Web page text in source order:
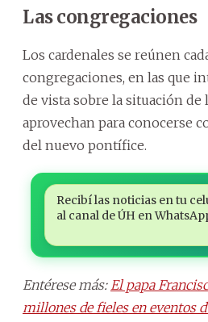
Las congregaciones
Los cardenales se reúnen
congregaciones, en las que
de vista sobre la situación de
aprovechan para conocerse
del nuevo pontífice.
Recibí las noticias en tu
al canal de ÚH en
Entérese más: El papa
millones de fieles en eventos